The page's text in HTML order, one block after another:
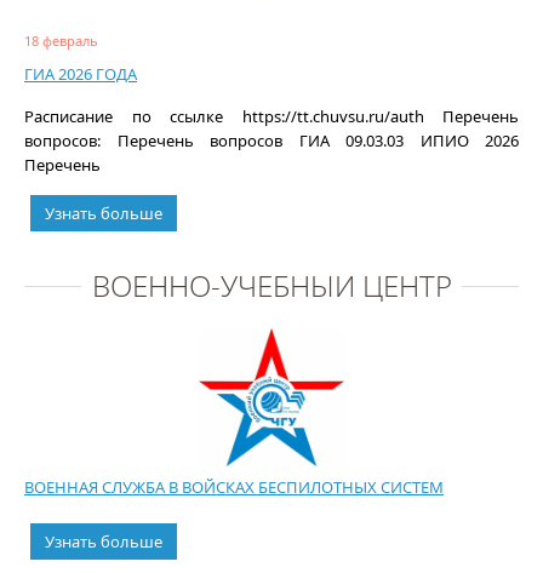
18 февраль
ГИА 2026 ГОДА
Расписание по ссылке https://tt.chuvsu.ru/auth Перечень
вопросов: Перечень вопросов ГИА 09.03.03 ИПИО 2026
Перечень
Узнать больше
ВОЕННО-УЧЕБНЫЙ ЦЕНТР
ВОЕННАЯ СЛУЖБА В ВОЙСКАХ БЕСПИЛОТНЫХ СИСТЕМ
Узнать больше